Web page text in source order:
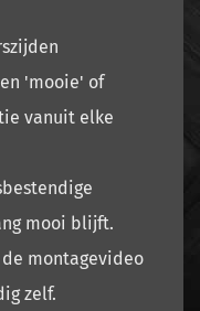
'mooie' of
vanuit elke
mooi blijft.
montagevideo
zelf.